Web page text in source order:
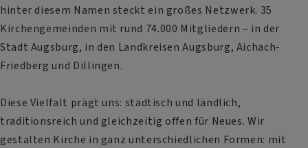
hinter diesem Namen steckt ein großes Netzwerk. 35
Kirchengemeinden mit rund 74.000 Mitgliedern – in der
Stadt Augsburg, in den Landkreisen Augsburg, Aichach-
Friedberg und Dillingen.
Diese Vielfalt prägt uns: städtisch und ländlich,
traditionsreich und gleichzeitig offen für Neues. Wir
gestalten Kirche in ganz unterschiedlichen Formen: mit